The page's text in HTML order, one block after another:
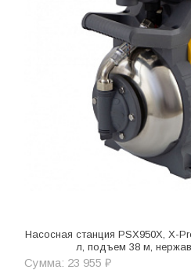
Насосная станция PSХ950X, Х-
л, подъем 38 м,
Сумма: 23 955 ₽